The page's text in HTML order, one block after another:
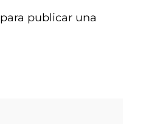
para publicar una